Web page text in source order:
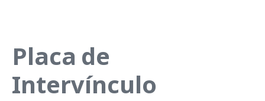
Placa de
Intervínculo